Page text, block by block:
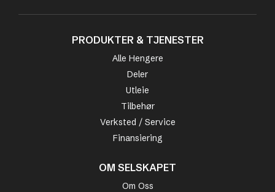
PRODUKTER & TJENESTER
Alle Hengere
Deler
Utleie
Tilbehør
Verksted / Service
Finansiering
OM SELSKAPET
Om Oss